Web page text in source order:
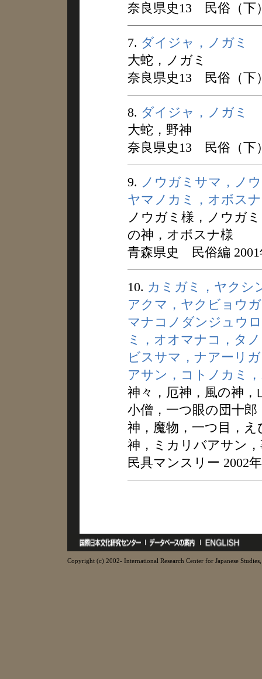
奈良県史13 民俗（下
7. ダイジャ，ノガミ
大蛇，ノガミ
奈良県史13 民俗（下
8. ダイジャ，ノガミ
大蛇，野神
奈良県史13 民俗（下
9. ノウガミサマ，ノ
ヤマノカミ，オボス
ノウガミ様，ノウガ
の神，オボスナ様
青森県史 民俗編 2001
10. カミガミ，ヤクシ
アクマ，ヤクビョウ
マナコノダンジュウ
ミ，オオマナコ，タ
ビスサマ，ナアーリ
アサン，コトノカミ
神々，厄神，風の神
小僧，一つ眼の団十
神，魔物，一つ目，
神，ミカリバアサン
民具マンスリー 2002年
Copyright (c) 2002- International Research Center for Japanese